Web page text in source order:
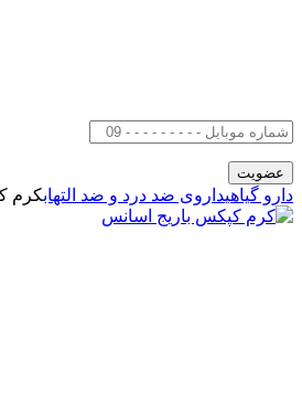
دارو گیاهیداروی ضد درد و ضد التهابکرم